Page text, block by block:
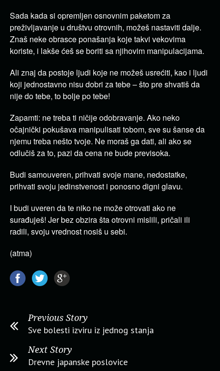
Sada kada si opremljen osnovnim paketom za
preživljavanje u društvu otrovnih, možeš nastaviti dalje.
Znaš neke obrasce ponašanja koje takvi vekovima
koriste, i lakše ćeš se boriti sa njihovim manipulacijama.
Ali znaj da postoje ljudi koje ne možeš usrećiti, kao i ljudi
koji jednostavno nisu dobri za tebe – što pre shvatiš da
nije do tebe, to bolje po tebe!
Zapamti: ne treba ti ničije odobravanje. Ako neko
očajnički pokušava manipulisati tobom, sve su šanse da
njemu treba nešto tvoje. Ne moraš ga dati, ali ako se
odlučiš za to, pazi da cena ne bude previsoka.
Budi samouveren, prihvati svoje mane, nedostatke,
prihvati svoju jedinstvenost i ponosno digni glavu.
I budi uveren da te niko ne može otrovati ako ne
surađuješ! Jer bez obzira šta otrovni mislili, pričali ili
radili, svoju vrednost nosiš u sebi.
(atma)
Previous Story
Sve bolesti izviru iz jednog stanja
Next Story
Drevne japanske poslovice